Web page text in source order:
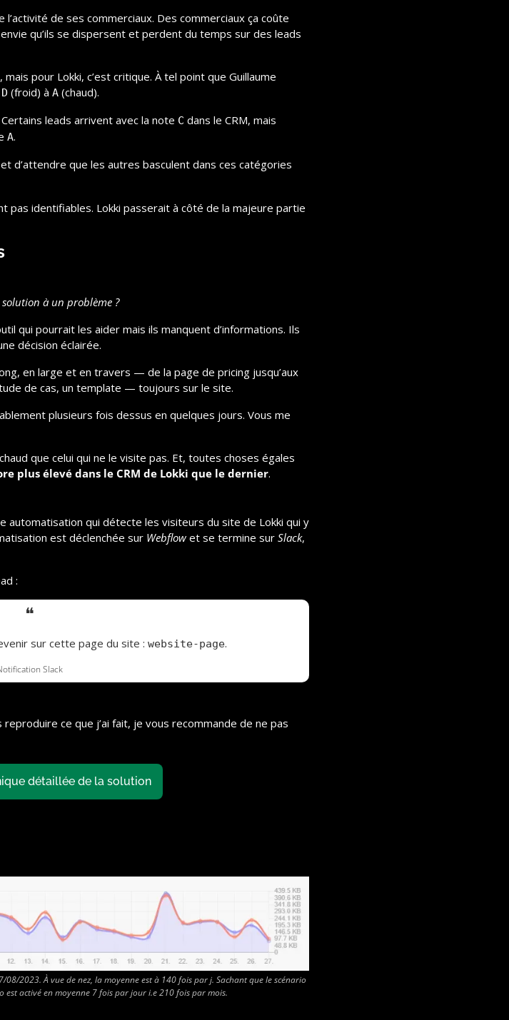
de ses commerciaux. Des commerciaux ça coûte
qu’ils se dispersent et perdent du temps sur des leads
pour Lokki, c’est critique. À tel point que Guillaume
D (froid) à A (chaud).
leads arrivent avec la note C dans le CRM, mais
A.
et d’attendre que les autres basculent dans ces catégories
pas identifiables. Lokki passerait à côté de la majeure partie
à un problème ?
qui pourrait les aider mais ils manquent d’informations. Ils
décision éclairée.
en large et en travers — de la page de pricing jusqu’aux
de cas, un template — toujours sur le site.
plusieurs fois dessus en quelques jours. Vous me
que celui qui ne le visite pas. Et, toutes choses égales
plus élevé dans le CRM de Lokki que le dernier.
automatisation qui détecte les visiteurs du site de Lokki qui y
est déclenchée sur Webflow et se termine sur Slack,
:
❝
sur cette page du site : website-page.
Slack
ce que j’ai fait, je vous recommande de ne pas
détaillée de la solution
2023. À vue de nez, la moyenne est à 140 fois par j. Sachant que le scénario
est activé en moyenne 7 fois par jour i.e 210 fois par mois.